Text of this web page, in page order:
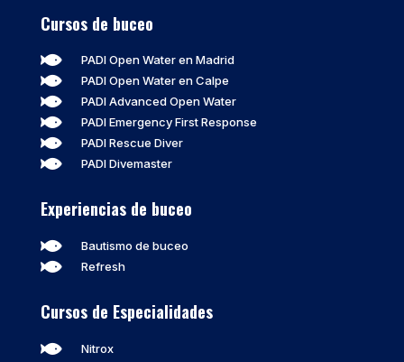
Cursos de buceo
 PADI Open Water en Madrid
 PADI Open Water en Calpe
 PADI Advanced Open Water
 PADI Emergency First Response
 PADI Rescue Diver
 PADI Divemaster
Experiencias de buceo
 Bautismo de buceo
 Refresh
Cursos de Especialidades
 Nitrox